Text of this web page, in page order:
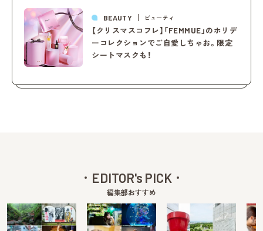
BEAUTY ビューティ
【クリスマスコフレ】「FEMMUE」のホリデ
ーコレクションでご自愛しちゃお。限定
シートマスクも！
EDITOR's PICK
編集部おすすめ